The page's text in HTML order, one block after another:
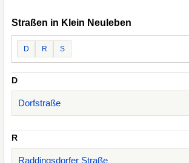
Straßen in Klein Neuleben
D R S
D
Dorfstraße
R
Raddingsdorfer Straße